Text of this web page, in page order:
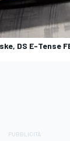
DS E-Tense